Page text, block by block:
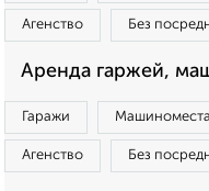
Агенство Без
Аренда гаржей,
Гаражи
Агенство Без